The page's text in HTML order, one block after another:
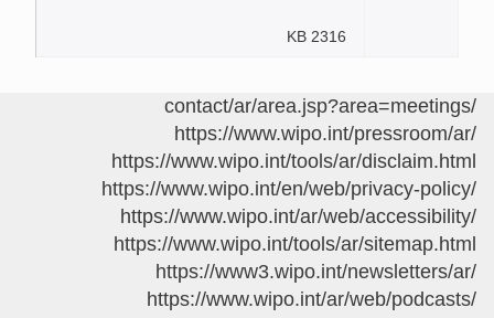
2316 KB
https://www.wipo.int/pressroom/ar/
https://www.wipo.int/tools/ar/disclaim.html
https://www.wipo.int/en/web/privacy-policy/
https://www.wipo.int/ar/web/accessibility/
https://www.wipo.int/tools/ar/sitemap.html
https://www3.wipo.int/newsletters/ar/
https://www.wipo.int/ar/web/podcasts/